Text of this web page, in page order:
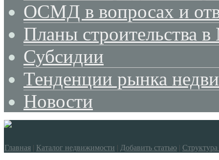
ОСМД в вопросах и
Планы строительства
Субсидии
Тенденции рынка
Новости
Главная | Каталог недвижимости | Добавить статью | Структура